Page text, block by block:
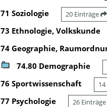
71 Soziologie 20 Einträge
73 Ethnologie, Volkskunde
74 Geographie,
74.80 Demographie
76 Sportwissenschaft
77 Psychologie 26 Einträge